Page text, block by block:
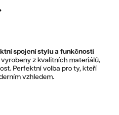
spojení stylu a funkčnosti
vyrobeny z kvalitních materiálů,
Perfektní volba pro ty, kteří
vzhledem.